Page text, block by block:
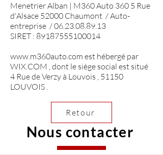
Menetrier Alban | M360 Auto 360 5 Rue
d'Alsace 52000 Chaumont / Auto-
entreprise /06.23.08.89.13
SIRET : 89187555100014
www.m360auto.com est hébergé par
WIX.COM , dont le siège social est situé
4 Rue de Verzy à Louvois , 51150
LOUVOIS .
Retour
Nous contacter